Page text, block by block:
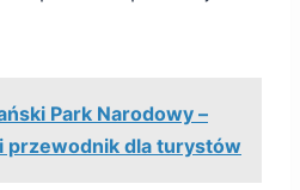
Park Narodowy –
przewodnik dla turystów